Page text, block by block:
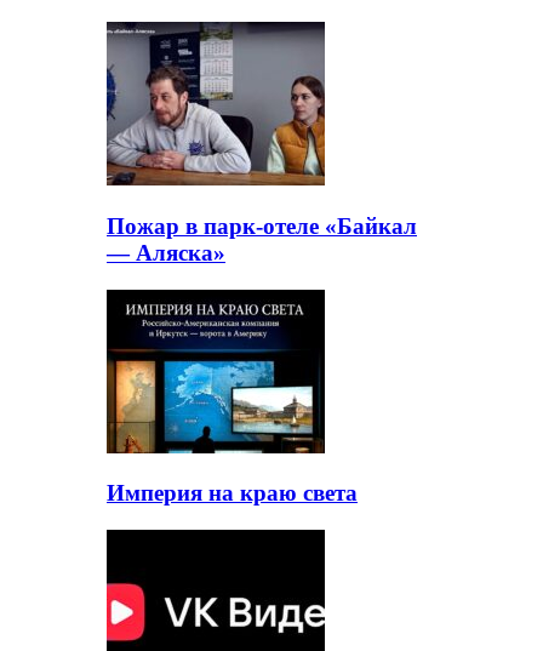
Пожар в парк-отеле «Байкал
— Аляска»
Империя на краю света